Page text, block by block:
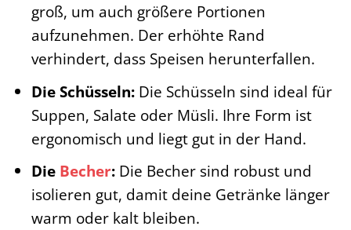
groß, um auch größere Portionen
aufzunehmen. Der erhöhte Rand
verhindert, dass Speisen herunterfallen.
Die Schüsseln:Die Schüsseln sind ideal für
Suppen, Salate oder Müsli. Ihre Form ist
ergonomisch und liegt gut in der Hand.
Die Becher:Die Becher sind robust und
isolieren gut, damit deine Getränke länger
warm oder kalt bleiben.